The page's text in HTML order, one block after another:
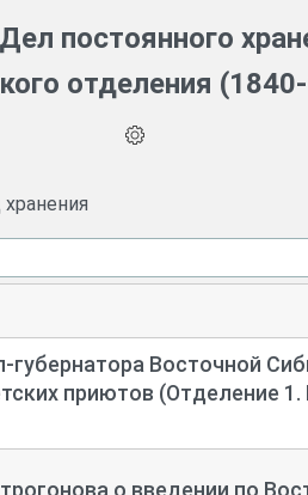
постоянного
отделения
губернатора Восточной
приютов (Отделение 1.
о введении по